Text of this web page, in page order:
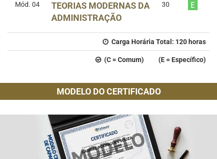
Mód. 04
TEORIAS MODERNAS DA
ADMINISTRAÇÃO
30
Carga Horária Total: 120 horas
(C = Comum) (E = Específico)
MODELO DO CERTIFICADO